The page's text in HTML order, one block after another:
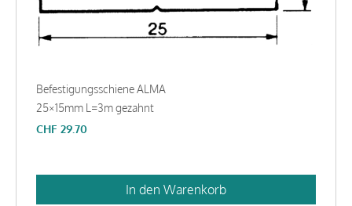
Befestigungsschiene ALMA
25×15mm L=3m gezahnt
CHF 29.70
In den Warenkorb